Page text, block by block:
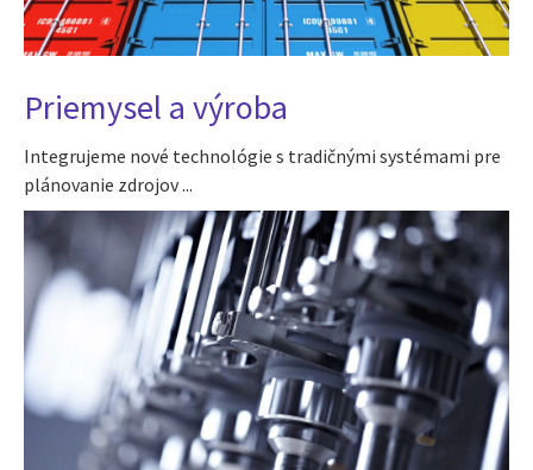
Priemysel a výroba
Integrujeme nové technológie s tradičnými systémami pre
plánovanie zdrojov ...